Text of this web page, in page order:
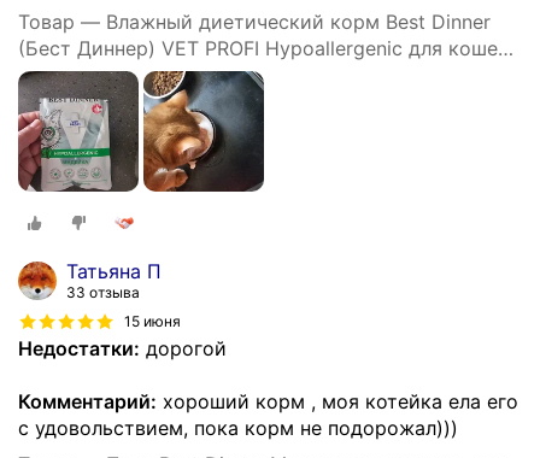
Товар — Влажный диетический корм Best Dinner
(Бест Диннер) VET PROFI Hypoallergenic для кошек
при пищевой аллергии Индейка (24шт х 85гр)
Татьяна П
33 отзыва
15 июня
Недостатки: дорогой
Комментарий: хороший корм , моя котейка ела его
с удовольствием, пока корм не подорожал)))